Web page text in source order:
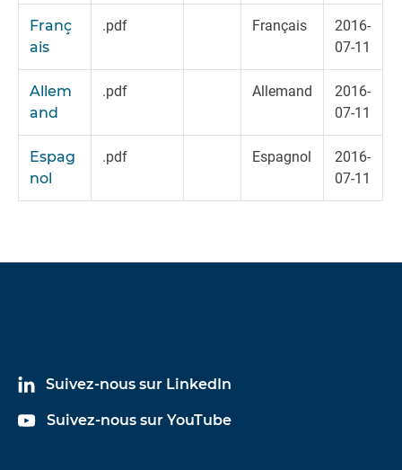
Franç
ais
.pdf Français
2016-
07-11
Allem
and
.pdf Allemand
2016-
07-11
Espag
nol
.pdf Espagnol
2016-
07-11
Suivez-nous sur LinkedIn
Suivez-nous sur YouTube